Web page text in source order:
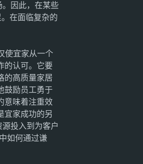
因此，在某些
在面临复杂的
使宜家从一个
的认可。它要
的高质量家居
鼓励员工勇于
意味着注重效
宜家成功的另
投入到为客户
如何通过谦